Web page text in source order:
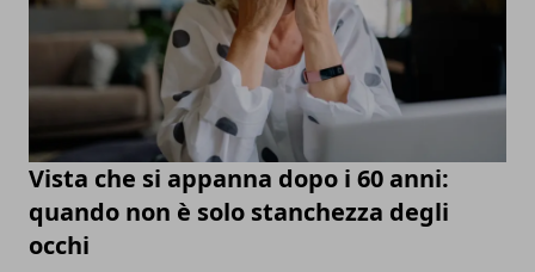
Vista che si appanna dopo i 60 anni:
quando non è solo stanchezza degli
occhi